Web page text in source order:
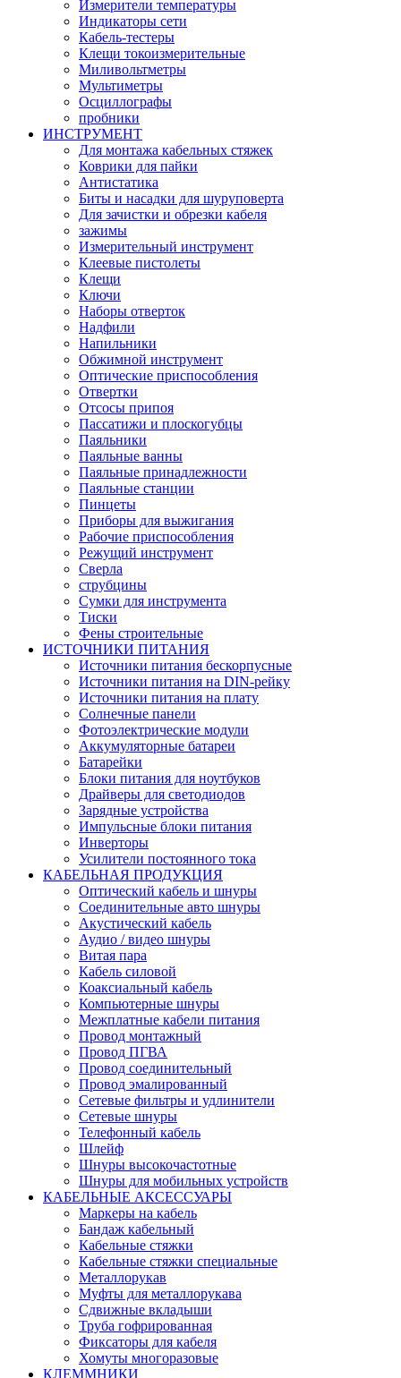
Измерители температуры
Индикаторы сети
Кабель-тестеры
Клещи токоизмерительные
Миливольтметры
Мультиметры
Осциллографы
пробники
ИНСТРУМЕНТ
Для монтажа кабельных стяжек
Коврики для пайки
Антистатика
Биты и насадки для шуруповерта
Для зачистки и обрезки кабеля
зажимы
Измерительный инструмент
Клеевые пистолеты
Клещи
Ключи
Наборы отверток
Надфили
Напильники
Обжимной инструмент
Оптические приспособления
Отвертки
Отсосы припоя
Пассатижи и плоскогубцы
Паяльники
Паяльные ванны
Паяльные принадлежности
Паяльные станции
Пинцеты
Приборы для выжигания
Рабочие приспособления
Режущий инструмент
Сверла
струбцины
Сумки для инструмента
Тиски
Фены строительные
ИСТОЧНИКИ ПИТАНИЯ
Источники питания бескорпусные
Источники питания на DIN-рейку
Источники питания на плату
Солнечные панели
Фотоэлектрические модули
Аккумуляторные батареи
Батарейки
Блоки питания для ноутбуков
Драйверы для светодиодов
Зарядные устройства
Импульсные блоки питания
Инверторы
Усилители постоянного тока
КАБЕЛЬНАЯ ПРОДУКЦИЯ
Оптический кабель и шнуры
Соединительные авто шнуры
Акустический кабель
Аудио / видео шнуры
Витая пара
Кабель силовой
Коаксиальный кабель
Компьютерные шнуры
Межплатные кабели питания
Провод монтажный
Провод ПГВА
Провод соединительный
Провод эмалированный
Сетевые фильтры и удлинители
Сетевые шнуры
Телефонный кабель
Шлейф
Шнуры высокочастотные
Шнуры для мобильных устройств
КАБЕЛЬНЫЕ АКСЕССУАРЫ
Маркеры на кабель
Бандаж кабельный
Кабельные стяжки
Кабельные стяжки специальные
Металлорукав
Муфты для металлорукава
Сдвижные вкладыши
Труба гофрированная
Фиксаторы для кабеля
Хомуты многоразовые
КЛЕММНИКИ